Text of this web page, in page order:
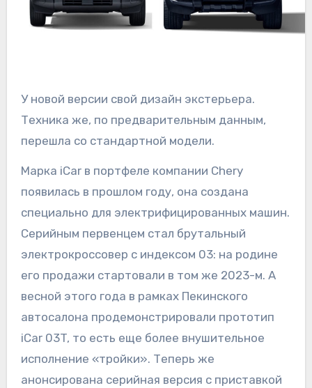
У новой версии свой дизайн экстерьера.
Техника же, по предварительным данным,
перешла со стандартной модели.
Марка iCar в портфеле компании Chery
появилась в прошлом году, она создана
специально для электрифицированных машин.
Серийным первенцем стал брутальный
электрокроссовер с индексом 03: на родине
его продажи стартовали в том же 2023-м. А
весной этого года в рамках Пекинского
автосалона продемонстрировали прототип
iCar 03T, то есть еще более внушительное
исполнение «тройки». Теперь же
анонсирована серийная версия с приставкой